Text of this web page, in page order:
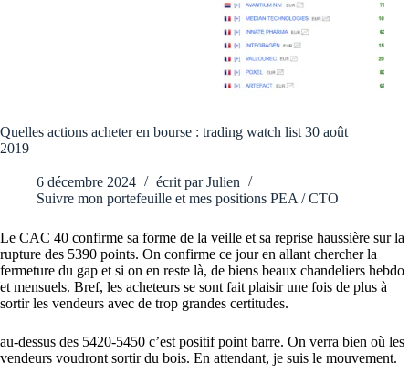
Quelles actions acheter en bourse : trading watch list 30 août
2019
6 décembre 2024 écrit par Julien
Suivre mon portefeuille et mes positions PEA / CTO
Le CAC 40 confirme sa forme de la veille et sa reprise haussière sur la
rupture des 5390 points. On confirme ce jour en allant chercher la
fermeture du gap et si on en reste là, de biens beaux chandeliers hebdo
et mensuels. Bref, les acheteurs se sont fait plaisir une fois de plus à
sortir les vendeurs avec de trop grandes certitudes.
au-dessus des 5420-5450 c’est positif point barre. On verra bien où les
vendeurs voudront sortir du bois. En attendant, je suis le mouvement.